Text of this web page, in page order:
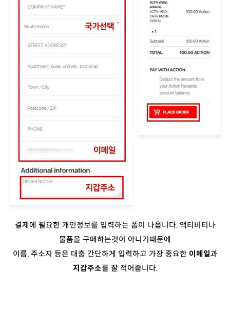
결제에 필요한 개인정보를 입력하는 폼이 나옵니다. 액티비티나
물품을 구매하는것이 아니기때문에
이름, 주소지 등은 대충 간단하게 입력하고 가장 중요한 이메일과
지갑주소를 잘 적어줍니다.